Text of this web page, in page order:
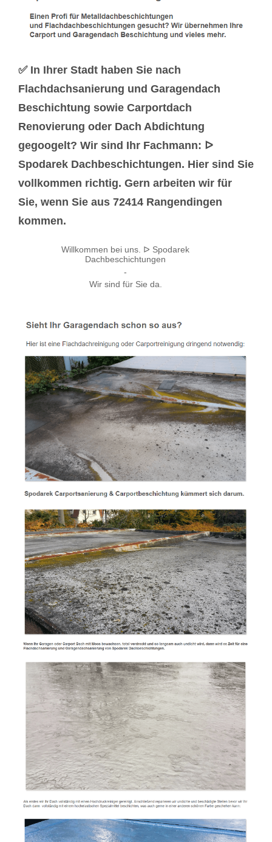
✅ In Ihrer Stadt haben Sie nach
Flachdachsanierung und Garagendach
Beschichtung sowie Carportdach
Renovierung oder Dach Abdichtung
gegoogelt? Wir sind Ihr Fachmann: ᐅ
Spodarek Dachbeschichtungen. Hier sind Sie
vollkommen richtig. Gern arbeiten wir für
Sie, wenn Sie aus 72414 Rangendingen
kommen.
Willkommen bei uns. ᐅ Spodarek
Dachbeschichtungen
-
Wir sind für Sie da.